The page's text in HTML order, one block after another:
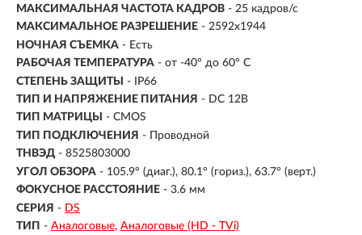
МАКСИМАЛЬНАЯ ЧАСТОТА КАДРОВ - 25 кадров/с
МАКСИМАЛЬНОЕ РАЗРЕШЕНИЕ - 2592x1944
НОЧНАЯ СЪЕМКА - Есть
РАБОЧАЯ ТЕМПЕРАТУРА - от -40° до 60° C
СТЕПЕНЬ ЗАЩИТЫ
- IP66
ТИП И НАПРЯЖЕНИЕ ПИТАНИЯ - DC 12В
ТИП МАТРИЦЫ
- CMOS
ТИП ПОДКЛЮЧЕНИЯ - Проводной
ТНВЭД - 8525803000
УГОЛ ОБЗОРА - 105.9° (диаг.), 80.1° (гориз.), 63.7° (верт.)
ФОКУСНОЕ РАССТОЯНИЕ - 3.6 мм
СЕРИЯ - DS
ТИП - Аналоговые Аналоговые (HD - TVi)